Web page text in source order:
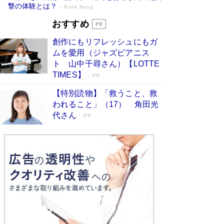
撃の体験とは？
Book Bang
追悼・東野圭吾さん 週間ベストセラーラ
など代表作が並ぶ［文庫ベストセラー］
Book Bang
73歳でも働くしかない 「老後レス時代」に交通
誘導員の独白が話題
「なんで？ そんな馬鹿な……」90歳になった作
家・阿刀田高さんが、ひとり暮らしの生活を明か
す
Book Bang
竹内由恵の前に現れた「テレビ観ないんだよね
ぇ」という男性…夫を選んでテレ朝退社したワケ
和田秀樹の70代、80代向け新書がベスト3を独
占 上半期1位にも選出［新書ベストセラー］
Book Bang
おすすめ
創作にもリフレッシュにもガ
ムを愛用（ジャズピアニス
ト 山中千尋さん）【LOTTE
TIMES】
PR
【特別読物】「救うこと、救
われること」（17） 角田光
代さん
PR